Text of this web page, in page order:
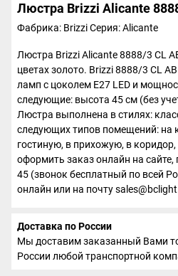
Люстра Brizzi Alicante
Фабрика: BrizziСерия: Alicante
Люстра Brizzi Alicante 8888/3 CL
цветах золото. Brizzi 8888/3 CL
ламп с цоколем E27 LED и
следующие: высота 45 см (без
Люстра выполнена в стилях:
следующих типов помещений: на
гостиную, в прихожую, в
оформить заказ онлайн на сайте,
45 (звонок бесплатный по всей
онлайн или на почту
Доставка по России
Мы доставим заказанный Вами
России любой транспортной